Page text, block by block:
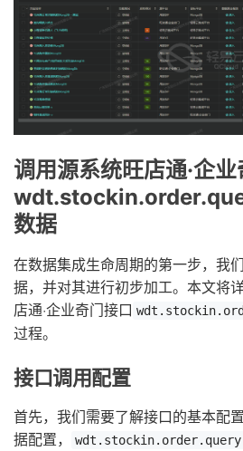
调用源系统旺店通·企
数据
在数据集成生命周期的第一步，我
据，并对其进行初步加工。本文将
店通·企业奇门接口
过程。
接口调用配置
首先，我们需要了解接口的基本配
据配置，
wdt.stockin.order.query